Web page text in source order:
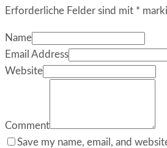
Erforderliche Felder sind mit *
Name
Email Address
Website
Comment
Save my name, email, and